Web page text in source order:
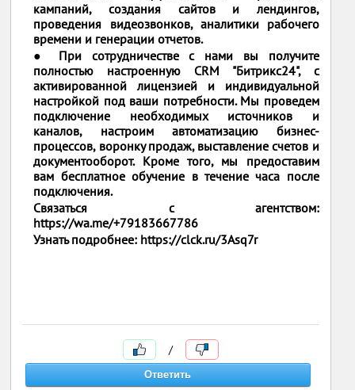
кампаний, создания сайтов и лендингов,
проведения видеозвонков, аналитики рабочего
времени и генерации отчетов.
● При сотрудничестве с нами вы получите
полностью настроенную CRM "Битрикс24", с
активированной лицензией и индивидуальной
настройкой под ваши потребности. Мы проведем
подключение необходимых источников и
каналов, настроим автоматизацию бизнес-
процессов, воронку продаж, выставление счетов и
документооборот. Кроме того, мы предоставим
вам бесплатное обучение в течение часа после
подключения.
Связаться с агентством:
https://wa.me/+79183667786
Узнать подробнее: https://clck.ru/3Asq7r
/